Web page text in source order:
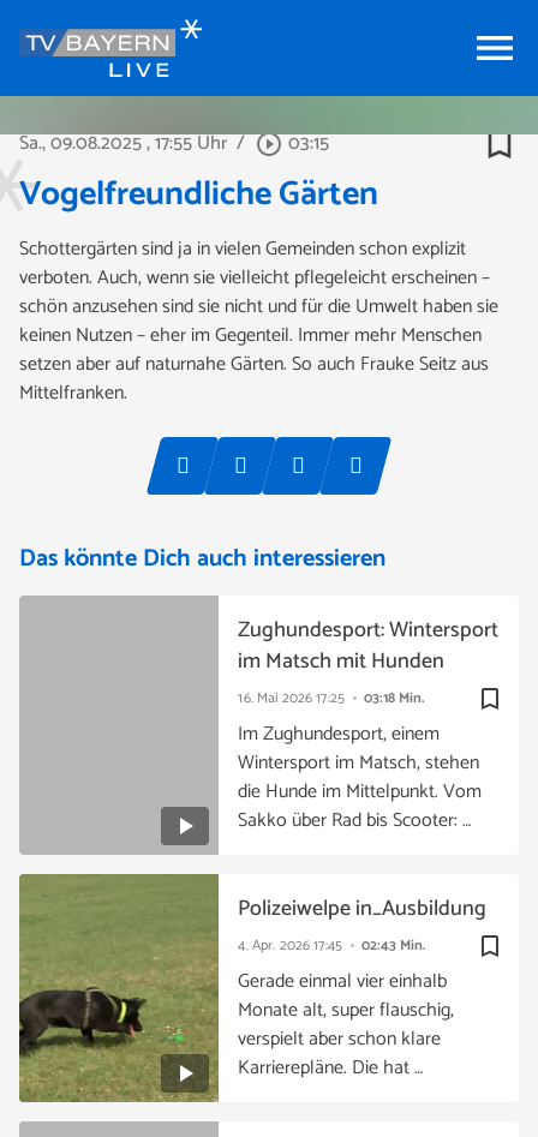
menu
Sa., 09.08.2025, 17:55 Uhr / play_circle_outline03:15 bookmark_border
Vogelfreundliche Gärten
Schottergärten sind ja in vielen Gemeinden schon explizit
verboten. Auch, wenn sie vielleicht pflegeleicht erscheinen –
schön anzusehen sind sie nicht und für die Umwelt haben sie
keinen Nutzen – eher im Gegenteil. Immer mehr Menschen
setzen aber auf naturnahe Gärten. So auch Frauke Seitz aus
Mittelfranken.
Das könnte Dich auch interessieren
bookmark_border
16. Mai 202617:25 03:18 Min.
Zughundesport: Wintersport
im Matsch mit Hunden
Im Zughundesport, einem
Wintersport im Matsch, stehen
die Hunde im Mittelpunkt. Vom
Sakko über Rad bis Scooter: …
bookmark_border
4. Apr. 202617:45 02:43 Min.
Polizeiwelpe in_Ausbildung
Gerade einmal vier einhalb
Monate alt, super flauschig,
verspielt aber schon klare
Karrierepläne. Die hat …